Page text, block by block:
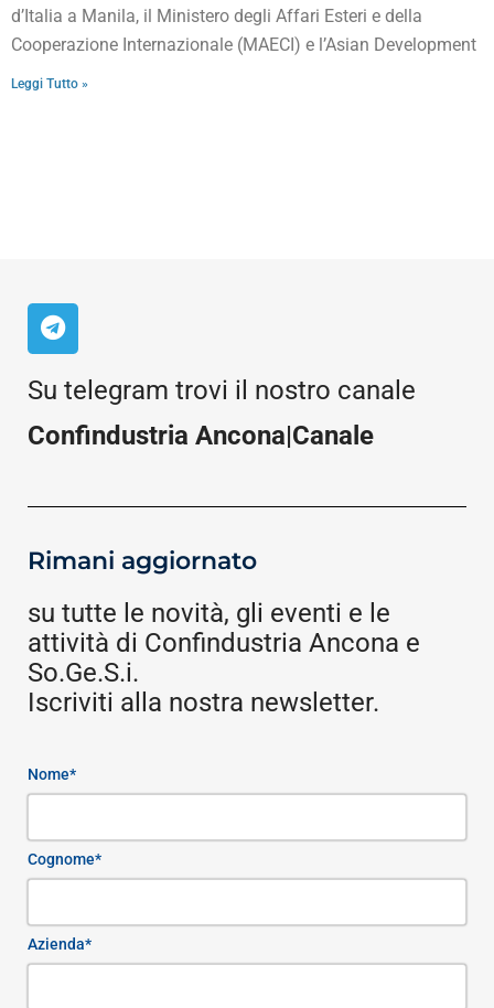
d’Italia a Manila, il Ministero degli Affari Esteri e della
Cooperazione Internazionale (MAECI) e l’Asian Development
Leggi Tutto »
Su telegram trovi il nostro canale
Confindustria Ancona|Canale
Rimani aggiornato
su tutte le novità, gli eventi e le
attività di Confindustria Ancona e
So.Ge.S.i.
Iscriviti alla nostra newsletter.
Nome*
Cognome*
Azienda*